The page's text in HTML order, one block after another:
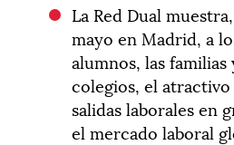
La Red Dual
mayo en Madrid, a
alumnos, las
colegios, el atractivo
salidas laborales en
el mercado laboral